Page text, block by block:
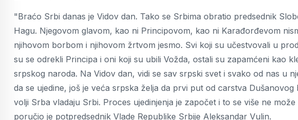
"Braćo Srbi danas je Vidov dan. Tako se Srbima obratio predsednik
Hagu. Njegovom glavom, kao ni Principovom, kao ni Karađorđevom
njihovom borbom i njihovom žrtvom jesmo. Svi koji su učestvovali u
su se odrekli Principa i oni koji su ubili Vožda, ostali su zapamćeni kao
srpskog naroda. Na Vidov dan, vidi se sav srpski svet i svako od nas u
da se ujedine, još je veća srpska želja da prvi put od carstva
volji Srba vladaju Srbi. Proces ujedinjenja je započet i to se više ne
poručio je potpredsednik Vlade Republike Srbije Aleksandar Vulin.